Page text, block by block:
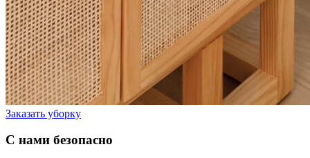
Заказать уборку
С нами безопасно